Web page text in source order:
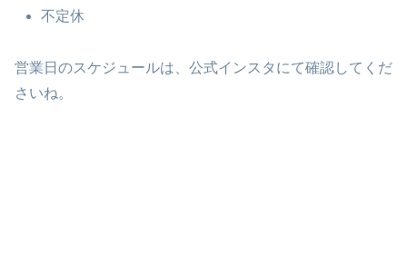
不定休
営業日のスケジュールは、公式インスタにて確認してくだ
さいね。